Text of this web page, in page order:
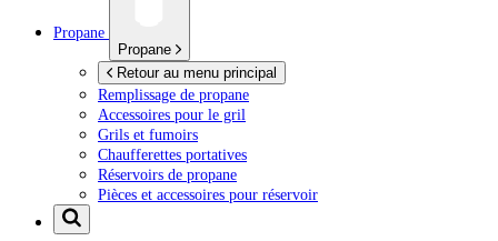
Propane
Propane
Retour au menu principal
Remplissage de propane
Accessoires pour le gril
Grils et fumoirs
Chaufferettes portatives
Réservoirs de propane
Pièces et accessoires pour réservoir